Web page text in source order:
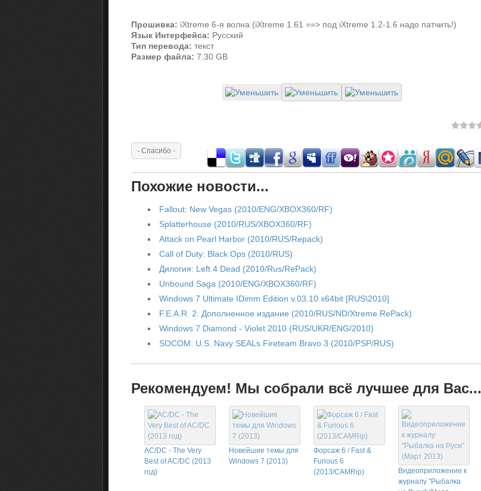
Прошивка: iXtreme 6-я волна (iXtreme 1.61 ==> под iXtreme 1.2-1.6 надо патчить!)
Язык Интерфейса: Русский
Тип перевода: текст
Размер файла: 7.30 GB
Похожие новости...
Fallout: New Vegas (2010/ENG/XBOX360/RF)
Splatterhouse (2010/RUS/XBOX360/RF)
Attack on Pearl Harbor (2010/RUS/Repack)
Call of Duty: Black Ops (2010/RUS)
Дилогия: Left 4 Dead (2010/Rus/RePack)
Unbound Saga (2010/ENG/XBOX360/RF)
Windows 7 Ultimate IDimm Edition v.03.10 x64bit [RUS\2010]
F.E.A.R. 2: Дополненное издание (2010/RUS/ND/Xtreme RePack)
Windows 7 Diamond - Violet 2010 (RUS/UKR/ENG/2010)
SOCOM: U.S. Navy SEALs Fireteam Bravo 3 (2010/PSP/RUS)
Рекомендуем! Мы собрали всё лучшее для Вас...
AC/DC - The Very
Best of AC/DC (2013
год)
Новейшие темы для
Windows 7 (2013)
Форсаж 6 / Fast &
Furious 6
(2013/CAMRip)
Видеоприложение к
журналу "Рыбалка